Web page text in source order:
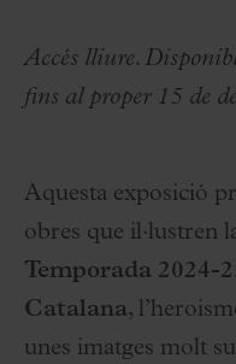
Accés lliure.
fins al proper 15 de
Aquesta exposició
obres que il·lustren
Temporada 2024-
Catalana,
unes imatges molt